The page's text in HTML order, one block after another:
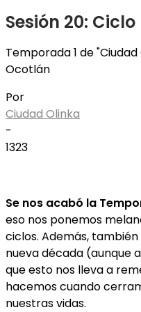
Sesión 20: Ciclo
Temporada 1 de
Ocotlán
Por
Ciudad Olinka
-
1323
Se nos acabó la
eso nos ponemos
ciclos. Además,
nueva década (aunque
que esto nos lleva a
hacemos cuando
nuestras vidas.